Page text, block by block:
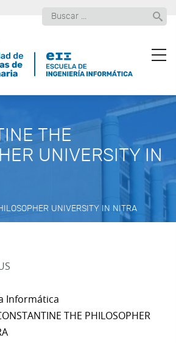
Buscar
UNIVERSITY IN NITRA
THE
UNIVERSITY IN
Informática
THE PHILOSOPHER